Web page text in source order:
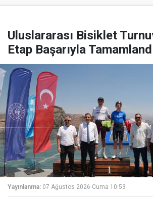
Uluslararası Bisiklet
Etap Başarıyla
Yayınlanma: 07 Ağustos 2026 Cuma 10:53